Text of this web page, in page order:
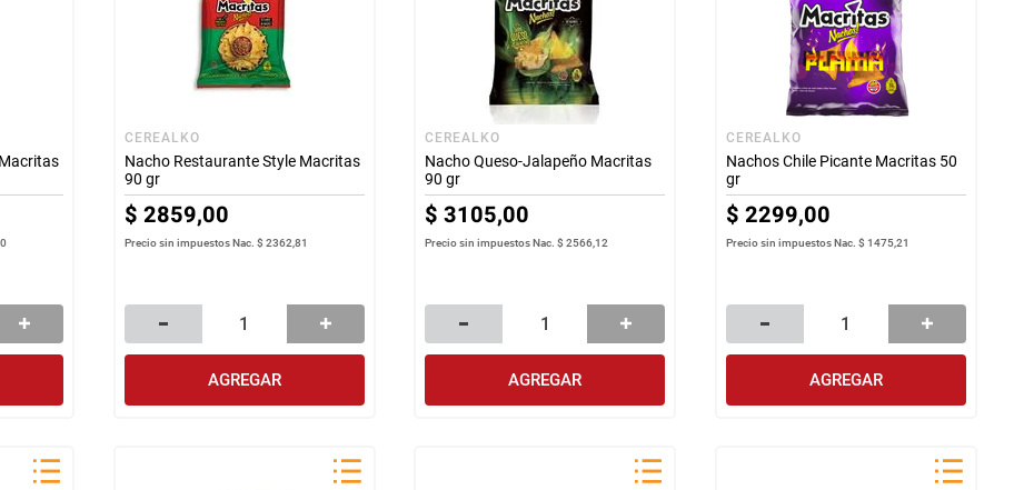
CEREALKO
Nacho Restaurante Style Macritas
90 gr
$ 2859,00
Precio sin impuestos Nac. $ 2362,81
AGREGAR
CEREALKO
Nacho Queso-Jalapeño Macritas
90 gr
$ 3105,00
Precio sin impuestos Nac.$ 2566,12
AGREGAR
CEREALKO
Nachos Chile Picante Macritas 50
gr
$ 2299,00
Precio sin impuestos Nac. $ 1475,21
AGREGAR